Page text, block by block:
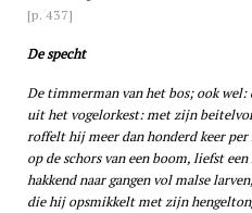
[p. 437]
De specht
De timmerman van het bos; ook wel:
uit het vogelorkest: met zijn
roffelt hij meer dan honderd keer
op de schors van een boom, liefst een
hakkend naar gangen vol malse larven,
die hij opsmikkelt met zijn